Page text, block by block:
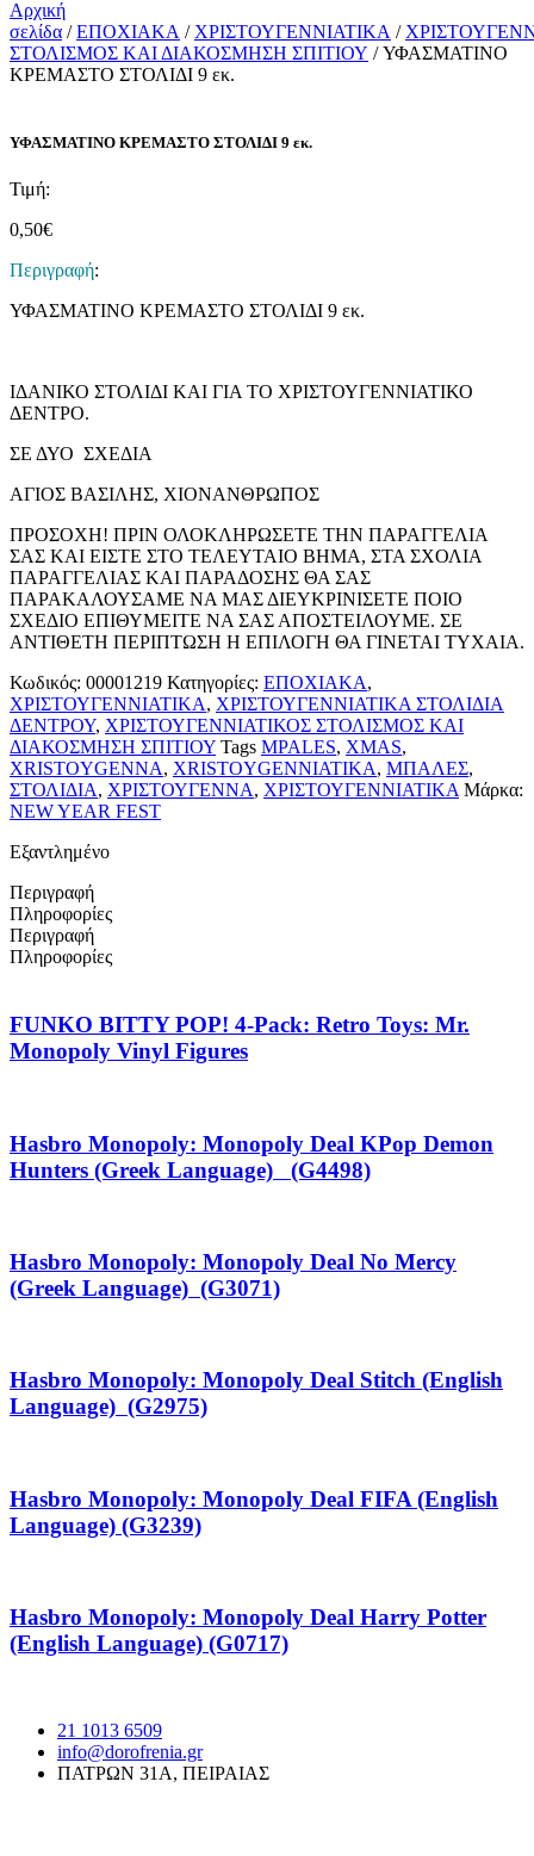
Αρχική
σελίδα /ΕΠΟΧΙΑΚΑ / ΧΡΙΣΤΟΥΓΕΝΝΙΑΤΙΚΑ /
ΣΤΟΛΙΣΜΟΣ ΚΑΙ ΔΙΑΚΟΣΜΗΣΗ ΣΠΙΤΙΟΥ / ΥΦΑΣΜΑΤΙΝΟ
ΚΡΕΜΑΣΤΟ ΣΤΟΛΙΔΙ 9 εκ.
ΥΦΑΣΜΑΤΙΝΟ ΚΡΕΜΑΣΤΟ ΣΤΟΛΙΔΙ 9 εκ.
Τιμή:
0,50€
Περιγραφή:
ΥΦΑΣΜΑΤΙΝΟ ΚΡΕΜΑΣΤΟ ΣΤΟΛΙΔΙ 9 εκ.
ΙΔΑΝΙΚΟ ΣΤΟΛΙΔΙ ΚΑΙ ΓΙΑ ΤΟ ΧΡΙΣΤΟΥΓΕΝΝΙΑΤΙΚΟ
ΔΕΝΤΡΟ.
ΣΕ ΔΥΟ ΣΧΕΔΙΑ
ΑΓΙΟΣ ΒΑΣΙΛΗΣ, ΧΙΟΝΑΝΘΡΩΠΟΣ
ΠΡΟΣΟΧΗ! ΠΡΙΝ ΟΛΟΚΛΗΡΩΣΕΤΕ ΤΗΝ ΠΑΡΑΓΓΕΛΙΑ
ΣΑΣ ΚΑΙ ΕΙΣΤΕ ΣΤΟ ΤΕΛΕΥΤΑΙΟ ΒΗΜΑ, ΣΤΑ ΣΧΟΛΙΑ
ΠΑΡΑΓΓΕΛΙΑΣ ΚΑΙ ΠΑΡΑΔΟΣΗΣ ΘΑ ΣΑΣ
ΠΑΡΑΚΑΛΟΥΣΑΜΕ ΝΑ ΜΑΣ ΔΙΕΥΚΡΙΝΙΣΕΤΕ ΠΟΙΟ
ΣΧΕΔΙΟ ΕΠΙΘΥΜΕΙΤΕ ΝΑ ΣΑΣ ΑΠΟΣΤΕΙΛΟΥΜΕ. ΣΕ
ΑΝΤΙΘΕΤΗ ΠΕΡΙΠΤΩΣΗ Η ΕΠΙΛΟΓΗ ΘΑ ΓΙΝΕΤΑΙ ΤΥΧΑΙΑ.
Κωδικός: 00001219 Κατηγορίες: ΕΠΟΧΙΑΚΑ,
ΧΡΙΣΤΟΥΓΕΝΝΙΑΤΙΚΑ, ΧΡΙΣΤΟΥΓΕΝΝΙΑΤΙΚΑ ΣΤΟΛΙΔΙΑ
ΔΕΝΤΡΟΥ, ΧΡΙΣΤΟΥΓΕΝΝΙΑΤΙΚΟΣ ΣΤΟΛΙΣΜΟΣ ΚΑΙ
ΔΙΑΚΟΣΜΗΣΗ ΣΠΙΤΙΟΥ Tags MPALES, XMAS,
XRISTOYGENNA, XRISTOYGENNIATIKA, ΜΠΑΛΕΣ,
ΣΤΟΛΙΔΙΑ, ΧΡΙΣΤΟΥΓΕΝΝΑ, ΧΡΙΣΤΟΥΓΕΝΝΙΑΤΙΚΑ Μάρκα:
NEW YEAR FEST
Εξαντλημένο
Περιγραφή
Πληροφορίες
Περιγραφή
Πληροφορίες
FUNKO BITTY POP! 4-Pack: Retro Toys: Mr.
Monopoly Vinyl Figures
Hasbro Monopoly: Monopoly Deal KPop Demon
Hunters (Greek Language) (G4498)
Hasbro Monopoly: Monopoly Deal No Mercy
(Greek Language) (G3071)
Hasbro Monopoly: Monopoly Deal Stitch (English
Language) (G2975)
Hasbro Monopoly: Monopoly Deal FIFA (English
Language) (G3239)
Hasbro Monopoly: Monopoly Deal Harry Potter
(English Language) (G0717)
21 1013 6509
info@dorofrenia.gr
ΠΑΤΡΩΝ 31Α, ΠΕΙΡΑΙΑΣ